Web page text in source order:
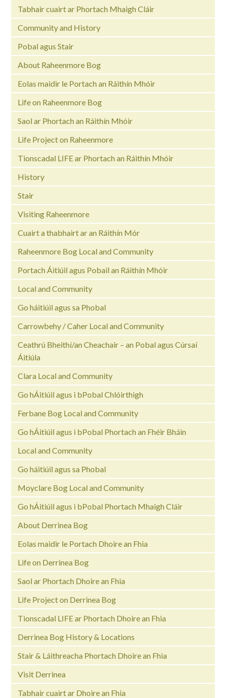
Tabhair cuairt ar Phortach Mhaigh Cláir
Community and History
Pobal agus Stair
About Raheenmore Bog
Eolas maidir le Portach an Ráithín Mhóir
Life on Raheenmore Bog
Saol ar Phortach an Ráithín Mhóir
Life Project on Raheenmore
Tionscadal LIFE ar Phortach an Ráithín Mhóir
History
Stair
Visiting Raheenmore
Cuairt a thabhairt ar an Ráithín Mór
Raheenmore Bog Local and Community
Portach Áitiúil agus Pobail an Ráithín Mhóir
Local and Community
Go háitiúil agus sa Phobal
Carrowbehy / Caher Local and Community
Ceathrú Bheithí/an Cheachair – an Pobal agus Cúrsaí
Áitiúla
Clara Local and Community
Go hÁitiúil agus i bPobal Chlóirthigh
Ferbane Bog Local and Community
Go hÁitiúil agus i bPobal Phortach an Fhéir Bháin
Local and Community
Go háitiúil agus sa Phobal
Moyclare Bog Local and Community
Go hÁitiúil agus i bPobal Phortach Mhaigh Cláir
About Derrinea Bog
Eolas maidir le Portach Dhoire an Fhia
Life on Derrinea Bog
Saol ar Phortach Dhoire an Fhia
Life Project on Derrinea Bog
Tionscadal LIFE ar Phortach Dhoire an Fhia
Derrinea Bog History & Locations
Stair & Láithreacha Phortach Dhoire an Fhia
Visit Derrinea
Tabhair cuairt ar Dhoire an Fhia